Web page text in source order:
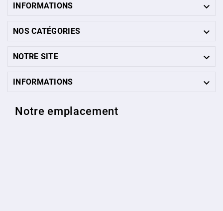
INFORMATIONS 
NOS CATÉGORIES 
NOTRE SITE 
INFORMATIONS 
Notre emplacement